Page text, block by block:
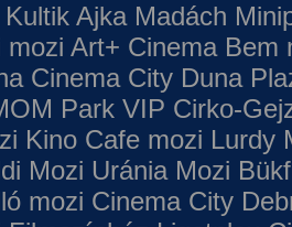
Kultik Ajka Madách
mozi Art+ Cinema Bem
Cinema City Duna
Park VIP Cirko-
Kino Cafe mozi Lurdy
Mozi Uránia Mozi
mozi Cinema City